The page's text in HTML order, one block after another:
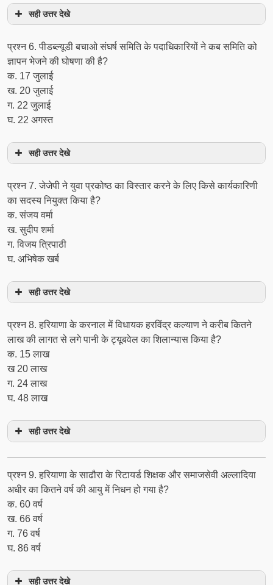
सही उत्तर देखे
प्रश्‍न 6. पीडब्ल्यूडी बचाओ संघर्ष समिति के पदाधिकारियों ने कब समिति को
ज्ञापन भेजने की घोषणा की है?
क. 17 जुलाई
ख. 20 जुलाई
ग. 22 जुलाई
घ. 22 अगस्त
सही उत्तर देखे
प्रश्‍न 7. जेजेपी ने युवा प्रकोष्ठ का विस्तार करने के लिए किसे कार्यकारिणी
का सदस्य नियुक्त किया है?
क. संजय वर्मा
ख. सुदीप शर्मा
ग. विजय त्रिपाठी
घ. अभिषेक खर्ब
सही उत्तर देखे
प्रश्‍न 8. हरियाणा के करनाल में विधायक हरविंद्र कल्याण ने करीब कितने
लाख की लागत से लगे पानी के ट्यूबवेल का शिलान्यास किया है?
क. 15 लाख
ख 20 लाख
ग. 24 लाख
घ. 48 लाख
सही उत्तर देखे
प्रश्‍न 9. हरियाणा के साढौरा के रिटायर्ड शिक्षक और समाजसेवी अल्लादिया
अधीर का कितने वर्ष की आयु में निधन हो गया है?
क. 60 वर्ष
ख. 66 वर्ष
ग. 76 वर्ष
घ. 86 वर्ष
सही उत्तर देखे